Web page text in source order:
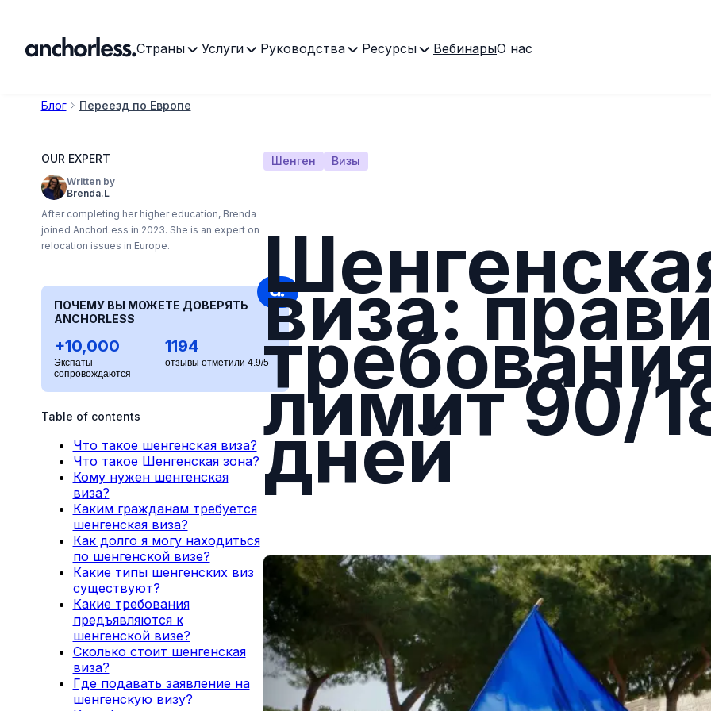
Страны Услуги Руководства Ресурсы ВебинарыО нас
Блог Переезд по Европе
OUR EXPERT
Written by
Brenda.L
After completing her higher education, Brenda
joined AnchorLess in 2023. She is an expert on
relocation issues in Europe.
ПОЧЕМУ ВЫ МОЖЕТЕ ДОВЕРЯТЬ
ANCHORLESS
+10,000
Экспаты
сопровождаются
1194
отзывы отметили 4.9/5
Table of contents
Что такое шенгенская виза?
Что такое Шенгенская зона?
Кому нужен шенгенская
виза?
Каким гражданам требуется
шенгенская виза?
Как долго я могу находиться
по шенгенской визе?
Какие типы шенгенских виз
существуют?
Какие требования
предъявляются к
шенгенской визе?
Сколько стоит шенгенская
виза?
Где подавать заявление на
шенгенскую визу?
Шенген Визы
виза:
лимит 90/
дней